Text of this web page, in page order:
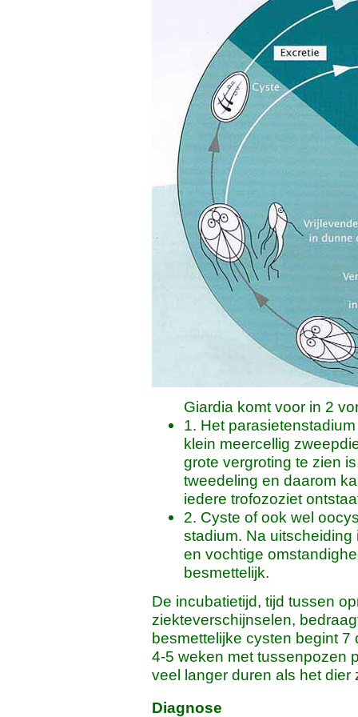
Giardia komt voor in 2
1. Het
klein meercellig
grote vergroting te zien
tweedeling en daarom
iedere trofozoziet
2. Cyste of ook wel
stadium. Na
en vochtige
besmettelijk.
De incubatietijd, tijd tussen
ziekteverschijnselen,
besmettelijke cysten begint
4-5 weken met tussenpozen
veel langer duren als het dier
Diagnose